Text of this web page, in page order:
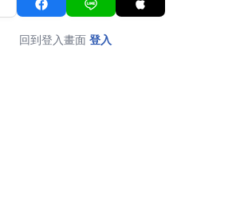
回到登入畫面 登入